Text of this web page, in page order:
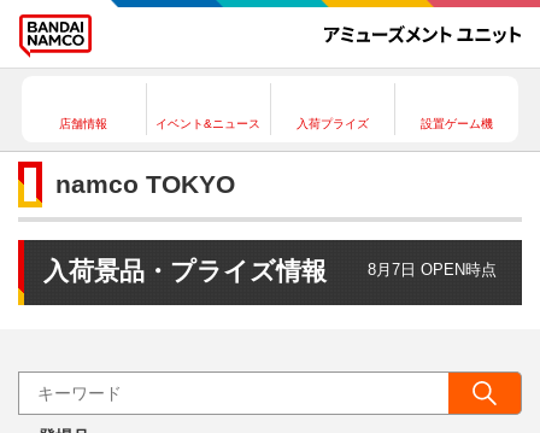
店舗情報 イベント&ニュース 入荷プライズ 設置ゲーム機
namco TOKYO
入荷景品・プライズ情報 8月7日 OPEN時点